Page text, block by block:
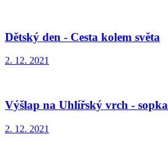
Dětský den - Cesta kolem světa
2. 12. 2021
Výšlap na Uhlířský vrch - sopka
2. 12. 2021